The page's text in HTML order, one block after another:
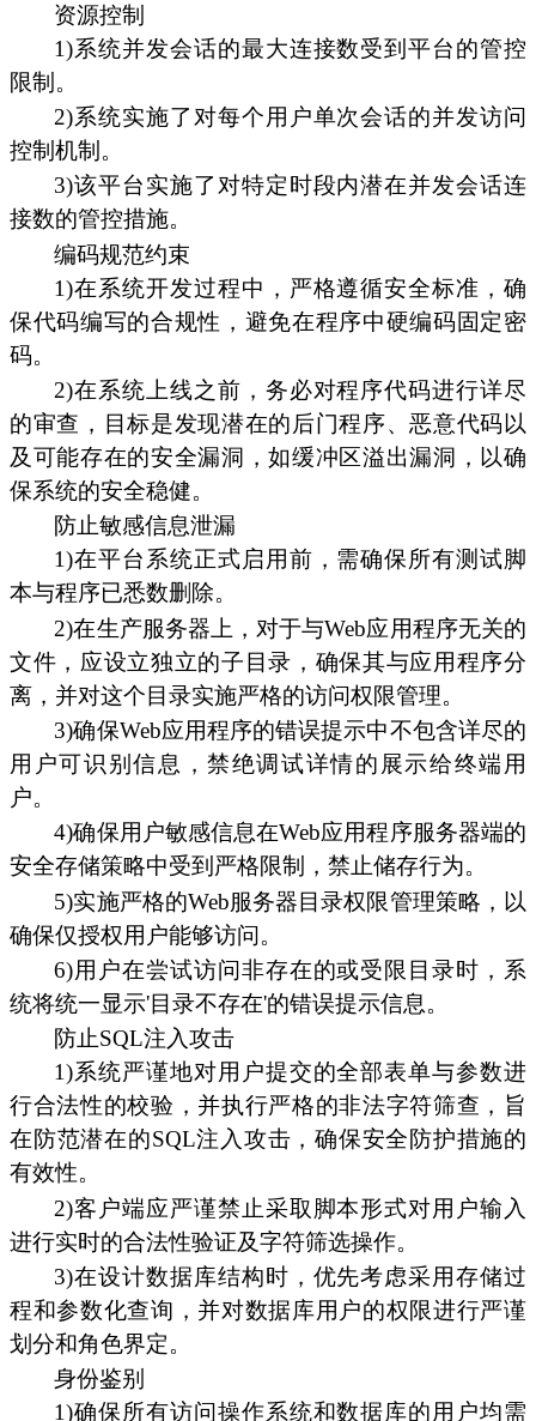
资源控制
1)系统并发会话的最大连接数受到平台的管控
限制。
2)系统实施了对每个用户单次会话的并发访问
控制机制。
3)该平台实施了对特定时段内潜在并发会话连
接数的管控措施。
编码规范约束
1)在系统开发过程中，严格遵循安全标准，确
保代码编写的合规性，避免在程序中硬编码固定密
码。
2)在系统上线之前，务必对程序代码进行详尽
的审查，目标是发现潜在的后门程序、恶意代码以
及可能存在的安全漏洞，如缓冲区溢出漏洞，以确
保系统的安全稳健。
防止敏感信息泄漏
1)在平台系统正式启用前，需确保所有测试脚
本与程序已悉数删除。
2)在生产服务器上，对于与Web应用程序无关的
文件，应设立独立的子目录，确保其与应用程序分
离，并对这个目录实施严格的访问权限管理。
3)确保Web应用程序的错误提示中不包含详尽的
用户可识别信息，禁绝调试详情的展示给终端用
户。
4)确保用户敏感信息在Web应用程序服务器端的
安全存储策略中受到严格限制，禁止储存行为。
5)实施严格的Web服务器目录权限管理策略，以
确保仅授权用户能够访问。
6)用户在尝试访问非存在的或受限目录时，系
统将统一显示'目录不存在'的错误提示信息。
防止SQL注入攻击
1)系统严谨地对用户提交的全部表单与参数进
行合法性的校验，并执行严格的非法字符筛查，旨
在防范潜在的SQL注入攻击，确保安全防护措施的
有效性。
2)客户端应严谨禁止采取脚本形式对用户输入
进行实时的合法性验证及字符筛选操作。
3)在设计数据库结构时，优先考虑采用存储过
程和参数化查询，并对数据库用户的权限进行严谨
划分和角色界定。
身份鉴别
1)确保所有访问操作系统和数据库的用户均需